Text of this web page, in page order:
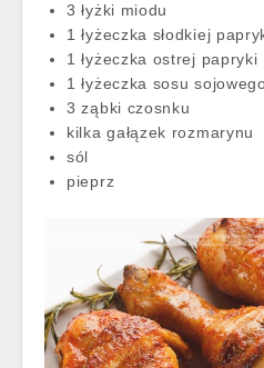
3 łyżki miodu
1 łyżeczka słodkiej
1 łyżeczka ostrej papryki
1 łyżeczka sosu
3 ząbki czosnku
kilka gałązek rozmarynu
sól
pieprz